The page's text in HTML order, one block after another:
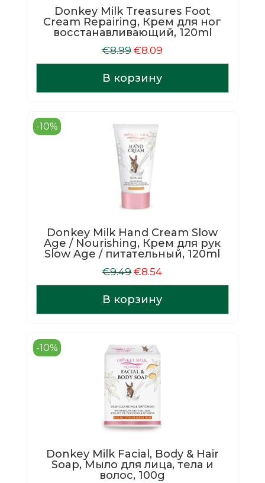
Donkey Milk Treasures Foot
Cream Repairing, Крем для ног
восстанавливающий, 120ml
€8.99 Первоначальная
цена
составляла
€8.99.
€8.09Текущая
цена:
€8.09.
В корзину
-10%
Donkey Milk Hand Cream Slow
Age / Nourishing, Крем для рук
Slow Age / питательный, 120ml
€9.49Первоначальная
цена
составляла
€9.49.
€8.54Текущая
цена:
€8.54.
В корзину
-10%
Donkey Milk Facial, Body & Hair
Soap, Мыло для лица, тела и
волос, 100g